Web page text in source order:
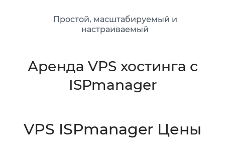
Аренда VPS хостинга с
ISPmanager
Простой, масштабируемый и
настраиваемый
VPS ISPmanager Цены